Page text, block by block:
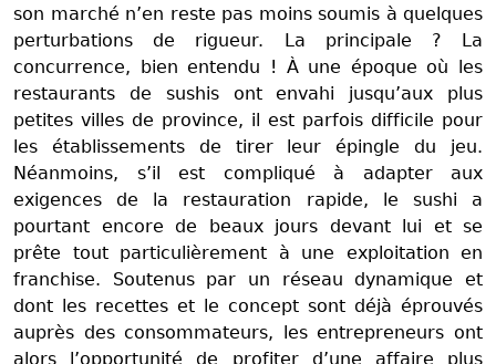
son marché n’en reste pas moins soumis à quelques
perturbations de rigueur. La principale ? La
concurrence, bien entendu ! À une époque où les
restaurants de sushis ont envahi jusqu’aux plus
petites villes de province, il est parfois difficile pour
les établissements de tirer leur épingle du jeu.
Néanmoins, s’il est compliqué à adapter aux
exigences de la restauration rapide, le sushi a
pourtant encore de beaux jours devant lui et se
prête tout particulièrement à une exploitation en
franchise. Soutenus par un réseau dynamique et
dont les recettes et le concept sont déjà éprouvés
auprès des consommateurs, les entrepreneurs ont
alors l’opportunité de profiter d’une affaire plus